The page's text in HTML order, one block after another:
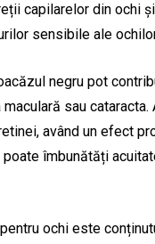
capilarelor din ochi
sensibile ale
negru pot
sau
având un efect
îmbunătăți
ochi este